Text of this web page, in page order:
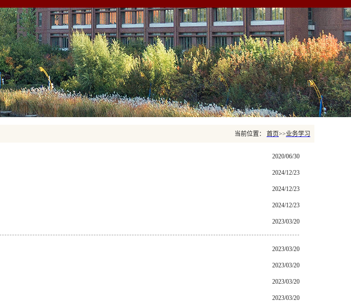
当前位置： 首页>>业务学习
2020/06/30
2024/12/23
2024/12/23
2024/12/23
2023/03/20
2023/03/20
2023/03/20
2023/03/20
2023/03/20